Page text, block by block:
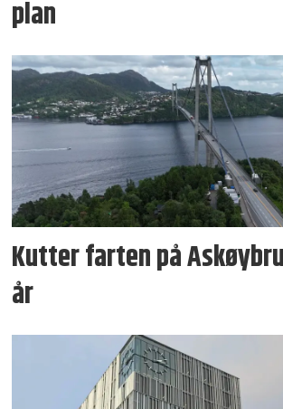
plan
Kutter farten på
år